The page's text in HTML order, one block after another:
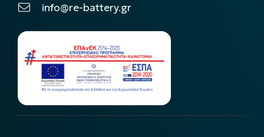
info@re-battery.gr